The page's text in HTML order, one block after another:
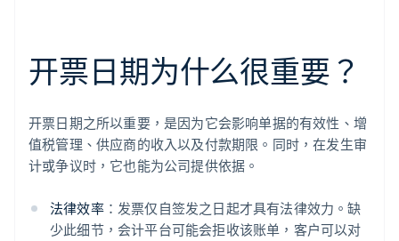
开票日期为什么很重要？
开票日期之所以重要，是因为它会影响单据的有效性、增
值税管理、供应商的收入以及付款期限。同时，在发生审
计或争议时，它也能为公司提供依据。
法律效率：发票仅自签发之日起才具有法律效力。缺
少此细节，会计平台可能会拒收该账单，客户可以对